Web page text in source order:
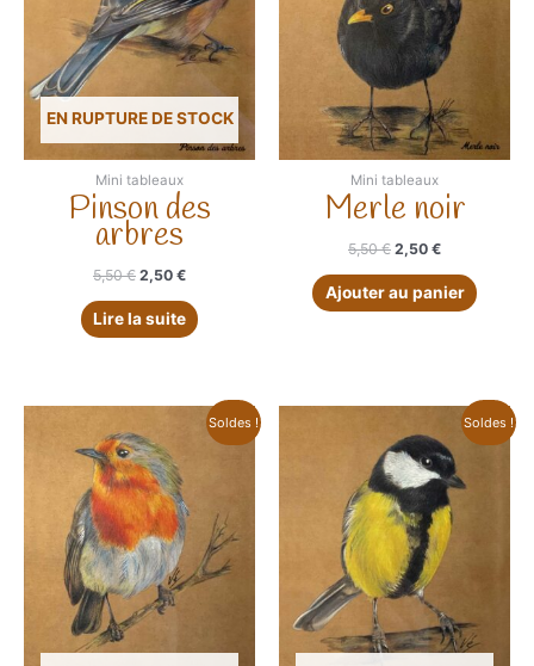
EN RUPTURE DE STOCK
Mini tableaux
Pinson des
arbres
5,50€ Le
initial
était :
2,50 €Le
actuel
est :
Lire la suite
Mini tableaux
Merle noir
5,50€ Le
initial
était :
2,50 €Le
actuel
est :
Ajouter au panier
Soldes ! Soldes !